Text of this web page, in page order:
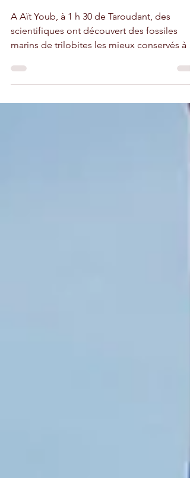
Taroudant
A Aït Youb, à 1 h 30 de Taroudant, des
scientifiques ont découvert des fossiles
marins de trilobites les mieux conservés à